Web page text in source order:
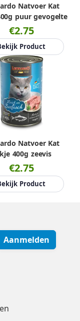
Natvoer Kat
puur gevogelte
€2.75
Product
Natvoer Kat
400g zeevis
€2.75
Product
Aanmelden